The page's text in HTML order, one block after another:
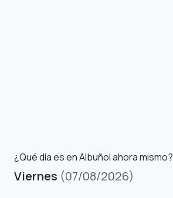
¿Qué día es en Albuñol ahora mismo?
Viernes (07/08/2026)